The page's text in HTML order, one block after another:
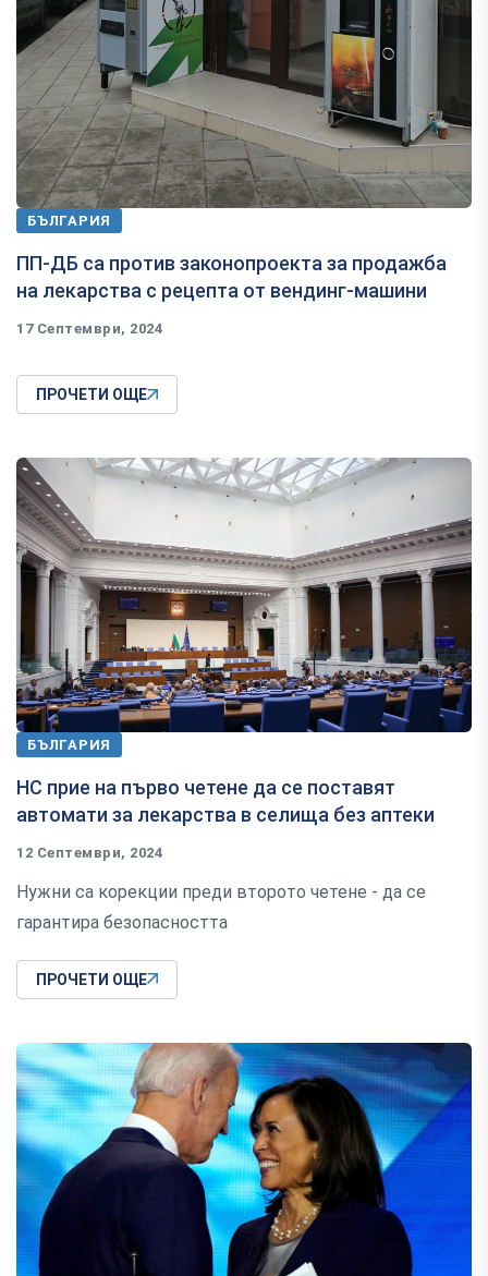
БЪЛГАРИЯ
ПП-ДБ са против законопроекта за продажба
на лекарства с рецепта от вендинг-машини
17 Септември, 2024
ПРОЧЕТИ ОЩЕ
БЪЛГАРИЯ
НС прие на първо четене да се поставят
автомати за лекарства в селища без аптеки
12 Септември, 2024
Нужни са корекции преди второто четене - да се
гарантира безопасността
ПРОЧЕТИ ОЩЕ